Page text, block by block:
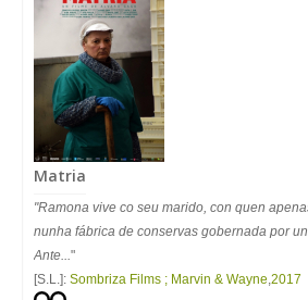
Matria
"Ramona vive co seu marido, con quen
nunha fábrica de conservas gobernada por
Ante..."
[S.L.]: Sombriza Films ; Marvin & Wayne,2017